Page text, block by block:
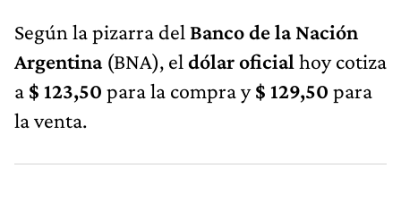
Según la pizarra del Banco de la Nación
Argentina(BNA), el dólar oficial hoy cotiza
a $ 123,50 para la compra y$ 129,50 para
la venta.